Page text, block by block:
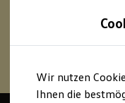
Hauptinhalt
springen
Footer
springen
Profitieren Sie von
Hybridmodelle.
Mehr zur E‑Auto-
Wir nutzen
Ihnen die